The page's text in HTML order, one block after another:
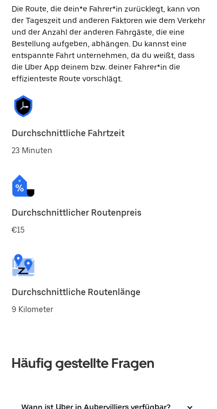
Die Route, die dein*e Fahrer*in zurücklegt, kann von
der Tageszeit und anderen Faktoren wie dem Verkehr
und der Anzahl der anderen Fahrgäste, die eine
Bestellung aufgeben, abhängen. Du kannst eine
entspannte Fahrt unternehmen, da du weißt, dass
die Uber App deinem bzw. deiner Fahrer*in die
effizienteste Route vorschlägt.
Durchschnittliche Fahrtzeit
23 Minuten
Durchschnittlicher Routenpreis
€15
Durchschnittliche Routenlänge
9 Kilometer
Häufig gestellte Fragen